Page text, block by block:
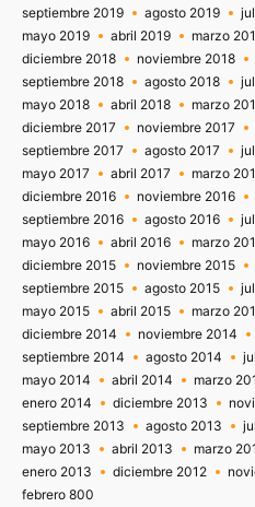
septiembre 2019
agosto 2019
mayo 2019
abril 2019 marzo
diciembre 2018
noviembre 2018
septiembre 2018
agosto 2018
mayo 2018
abril 2018 marzo
diciembre 2017
noviembre 2017
septiembre 2017
agosto 2017
mayo 2017
abril 2017 marzo
diciembre 2016
noviembre 2016
septiembre 2016
agosto 2016
mayo 2016
abril 2016 marzo
diciembre 2015
noviembre 2015
septiembre 2015
agosto 2015
mayo 2015
abril 2015 marzo
diciembre 2014
noviembre 2014
septiembre 2014
agosto 2014
mayo 2014
abril 2014 marzo
enero 2014
diciembre 2013
septiembre 2013
agosto 2013
mayo 2013
abril 2013 marzo
enero 2013
diciembre 2012
febrero 800